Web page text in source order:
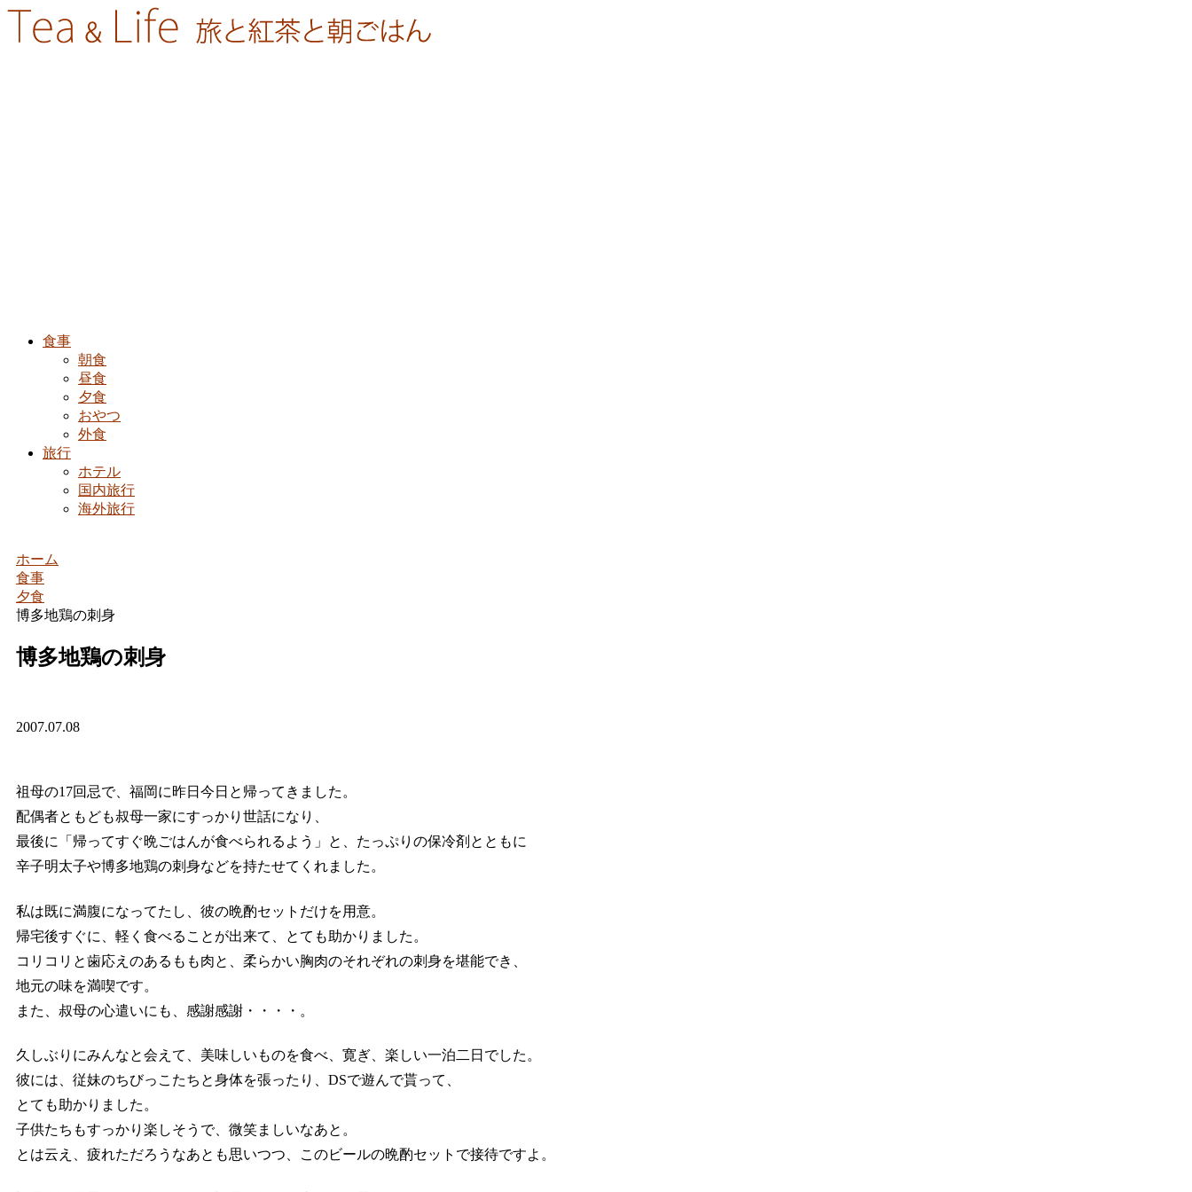
食事
朝食
昼食
夕食
おやつ
外食
旅行
ホテル
国内旅行
海外旅行
ホーム
食事
夕食
博多地鶏の刺身
博多地鶏の刺身
2007.07.08
祖母の17回忌で、福岡に昨日今日と帰ってきました。
配偶者ともども叔母一家にすっかり世話になり、
最後に「帰ってすぐ晩ごはんが食べられるよう」と、たっぷりの保冷剤とともに
辛子明太子や博多地鶏の刺身などを持たせてくれました。
私は既に満腹になってたし、彼の晩酌セットだけを用意。
帰宅後すぐに、軽く食べることが出来て、とても助かりました。
コリコリと歯応えのあるもも肉と、柔らかい胸肉のそれぞれの刺身を堪能でき、
地元の味を満喫です。
また、叔母の心遣いにも、感謝感謝・・・・。
久しぶりにみんなと会えて、美味しいものを食べ、寛ぎ、楽しい一泊二日でした。
彼には、従妹のちびっこたちと身体を張ったり、DSで遊んで貰って、
とても助かりました。
子供たちもすっかり楽しそうで、微笑ましいなあと。
とは云え、疲れただろうなあとも思いつつ、このビールの晩酌セットで接待ですよ。